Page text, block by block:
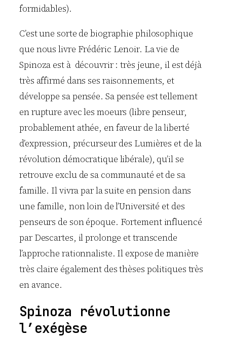
formidables).
C’est une sorte de biographie philosophique
que nous livre Frédéric Lenoir. La vie de
Spinoza est à découvrir : très jeune, il est déjà
très affirmé dans ses raisonnements, et
développe sa pensée. Sa pensée est tellement
en rupture avec les moeurs (libre penseur,
probablement athée, en faveur de la liberté
d’expression, précurseur des Lumières et de la
révolution démocratique libérale), qu’il se
retrouve exclu de sa communauté et de sa
famille. Il vivra par la suite en pension dans
une famille, non loin de l’Université et des
penseurs de son époque. Fortement influencé
par Descartes, il prolonge et transcende
l’approche rationnaliste. Il expose de manière
très claire également des thèses politiques très
en avance.
Spinoza révolutionne
l’exégèse